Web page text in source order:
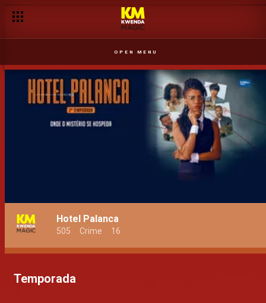
OPEN MENU
Hotel Palanca
505 Crime 16
Temporada